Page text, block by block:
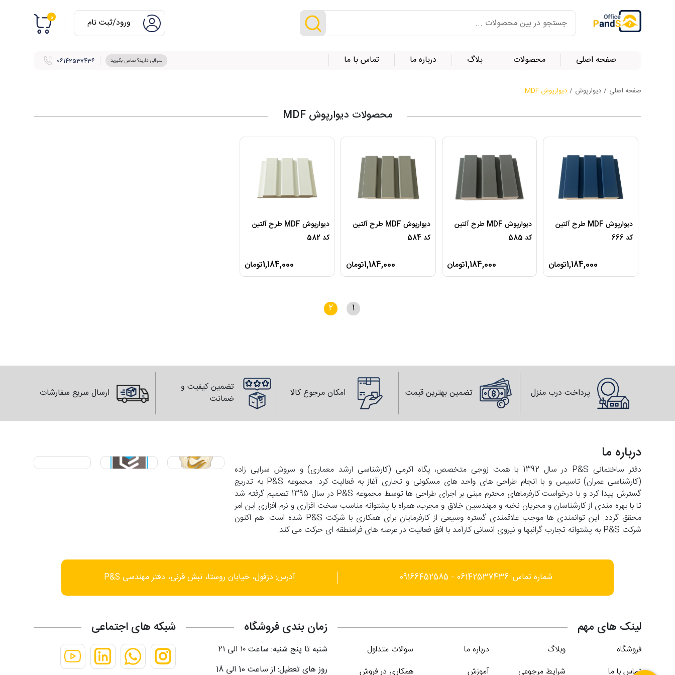
0 ورود/ثبت نام
صفحه اصلی محصولات بلاگ درباره ما تماس با ما 06142537436 سوالی دارید؟ تماس بگیرید
صفحه اصلی / دیوارپوش / دیوارپوش MDF
محصولات دیوارپوش MDF
دیوارپوش MDF طرح آلتین
کد 666
1,184,000تومان
دیوارپوش MDF طرح آلتین
کد 585
1,184,000تومان
دیوارپوش MDF طرح آلتین
کد 584
1,184,000تومان
دیوارپوش MDF طرح آلتین
کد 582
1,184,000تومان
1
2
پرداخت درب منزل تضمین بهترین قیمت امکان مرجوع کالا
تضمین کیفیت و
ضمانت
ارسال سریع سفارشات
درباره ما
دفتر ساختمانی P&S در سال 1392 با همت زوجی متخصص، پگاه اکرمی (کارشناسی ارشد معماری) و سروش سرایی زاده
(کارشناسی عمران) تاسیس و با انجام طراحی های واحد های مسکونی و تجاری آغاز به فعالیت کرد. مجموعه P&S به تدریج
گسترش پیدا کرد و با درخواست کارفرماهای محترم مبنی بر اجرای طراحی ها توسط مجموعه P&S در سال 1395 تصمیم گرفته شد
تا با بهره مندی از کارشناسان و مجریان نخبه و مهندسین خلاق و مجرب، همراه با پشتوانه مناسب سخت افزاری و نرم افزاری این امر
محقق گردد. این توانمندی ها موجب علاقمندی گستره وسیعی از کارفرمایان برای همکاری با شرکت P&S شده است. هم اکنون
شرکت P&S به پشتوانه تجارب گرانبها و نیروی انسانی کارآمد با افق فعالیت در عرصه های فرامنطقه ای حرکت می کند.
شماره تماس: 06142537436 - 09166452585 آدرس: دزفول، خیابان روستا، نبش قرنی، دفتر مهندسی P&S
لینک های مهم
فروشگاه وبلاگ درباره ما
سوالات متداول
تماس با ما
شرایط مرجوعی آموزش همکاری در فروش
زمان بندی فروشگاه
شنبه تا پنج شنبه: ساعت ۱۰ الی ۲۱
روز های تعطیل: از ساعت 10 الی 18
شبکه های اجتماعی